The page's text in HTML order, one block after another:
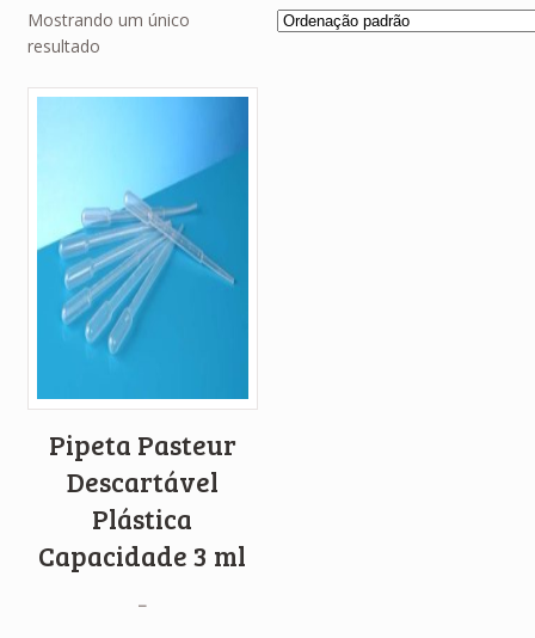
Mostrando um único
resultado
Pipeta Pasteur
Descartável
Plástica
Capacidade 3 ml
–